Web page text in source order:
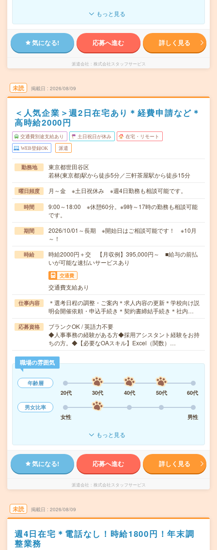
もっと見る
気になる! 応募へ進む 詳しく見る
派遣会社 株式会社スタッフサービス
未読 掲載日 2026/08/09
＜人気企業＞週2日在宅あり＊経費申請など＊
高時給2000円
交通費別途支給あり 土日祝日が休み 在宅・リモート
WEB登録OK 派遣
勤務地
東京都世田谷区
若林(東京都)駅から徒歩5分／三軒茶屋駅から徒歩15分
曜日頻度 月～金 ※土日祝休み ※週4日勤務も相談可能です。
時間
9:00～18:00 ※休憩60分。※9時～17時の勤務も相談可能
です。
期間
2026/10/01～長期 ※開始日はご相談可能です！ ※10月
～！
時給
時給2000円＋交 【月収例】395,000円～ ■給与の前払
いが可能な速払いサービスあり
交通費
交通費支給あり
仕事内容
＊選考日程の調整・ご案内＊求人内容の更新＊学校向け説
明会開催依頼・申込手続き＊契約書締結手続き＊社内…
応募資格
ブランクOK / 英語力不要
◆人事事務の経験がある方◆採用アシスタント経験をお持
ちの方。◆【必要なOAスキル】Excel（関数）…
職場の雰囲気
年齢層
20代
30代 40代 50代
60代
男女比率
女性
男性
もっと見る
気になる! 応募へ進む 詳しく見る
派遣会社 株式会社スタッフサービス
未読 掲載日 2026/08/09
週4日在宅＊電話なし！時給1800円！年末調
整業務